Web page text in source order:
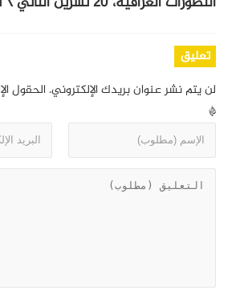
تعليق
لن يتم نشر عنوان بريدك الإلكتروني. الحقول
*